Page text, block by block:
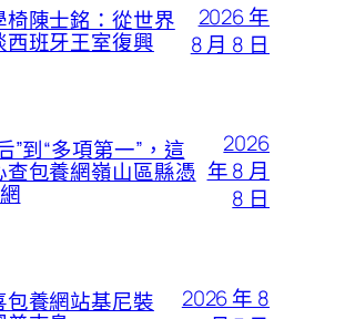
椅陳士銘：從世界
西班牙王室復興
2026 年
8 月 8 日
”到“多項第一”，這
查包養網嶺山區縣憑
2026
年 8 月
8 日
包養網站基尼裝
2026 年 8